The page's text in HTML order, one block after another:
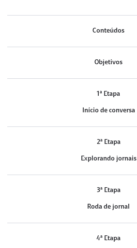
Conteúdos
Objetivos
1ª Etapa
Início de conversa
2ª Etapa
Explorando jornais
3ª Etapa
Roda de jornal
4ª Etapa